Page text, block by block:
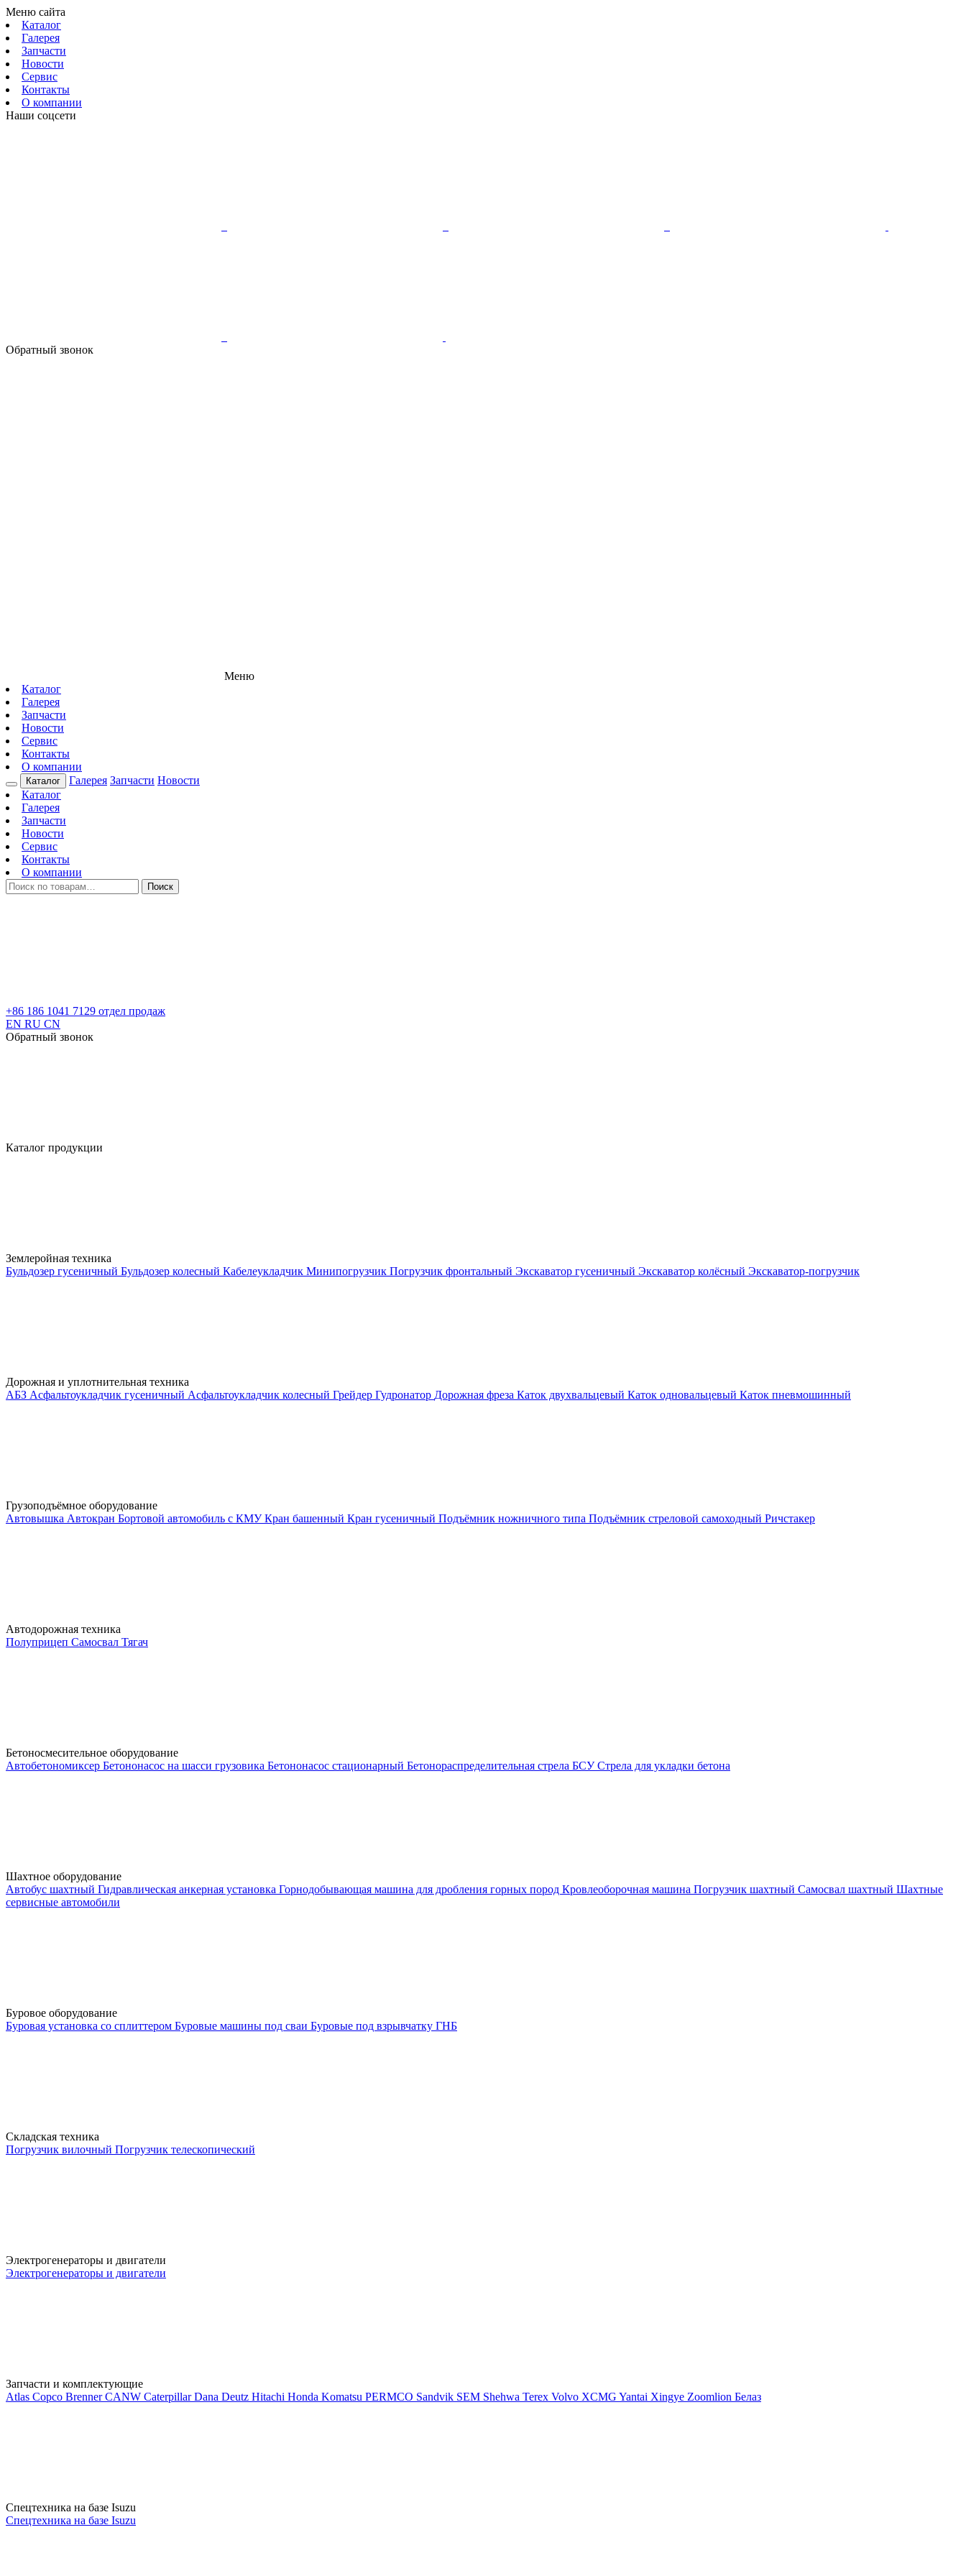
Меню сайта
Каталог
Галерея
Запчасти
Новости
Сервис
Контакты
О компании
Наши соцсети
Обратный звонок
Меню
Каталог
Галерея
Запчасти
Новости
Сервис
Контакты
О компании
Каталог Галерея Запчасти Новости
Каталог
Галерея
Запчасти
Новости
Сервис
Контакты
О компании
Искать:
Поиск
+86 186 1041 7129 отдел продаж
EN RU CN
Обратный звонок
Каталог продукции
Землеройная техника
Бульдозер гусеничный Бульдозер колесный Кабелеукладчик Минипогрузчик Погрузчик фронтальный Экскаватор гусеничный Экскаватор колёсный Экскаватор-погрузчик
Дорожная и уплотнительная техника
АБЗ Асфальтоукладчик гусеничный Асфальтоукладчик колесный Грейдер Гудронатор Дорожная фреза Каток двухвальцевый Каток одновальцевый Каток пневмошинный
Грузоподъёмное оборудование
Автовышка Автокран Бортовой автомобиль с КМУКран башенный Кран гусеничный Подъёмник ножничного типа Подъёмник стреловой самоходный Ричстакер
Автодорожная техника
Полуприцеп Самосвал Тягач
Бетоносмесительное оборудование
Автобетономиксер Бетононасос на шасси грузовика Бетононасос стационарный Бетонораспределительная стрела БСУСтрела для укладки бетона
Шахтное оборудование
Автобус шахтный Гидравлическая анкерная установка Горнодобывающая машина для дробления горных пород Кровлеоборочная машина Погрузчик шахтный Самосвал шахтный Шахтные
сервисные автомобили
Буровое оборудование
Буровая установка со сплиттером Буровые машины под сваи Буровые под взрывчатку ГНБ
Складская техника
Погрузчик вилочный Погрузчик телескопический
Электрогенераторы и двигатели
Электрогенераторы и двигатели
Запчасти и комплектующие
Atlas Copco BrennerCANW CaterpillarDana Deutz Hitachi Honda Komatsu PERMCO Sandvik SEM Shehwa Terex Volvo XCMG Yantai Xingye Zoomlion Белаз
Спецтехника на базе Isuzu
Спецтехника на базе Isuzu